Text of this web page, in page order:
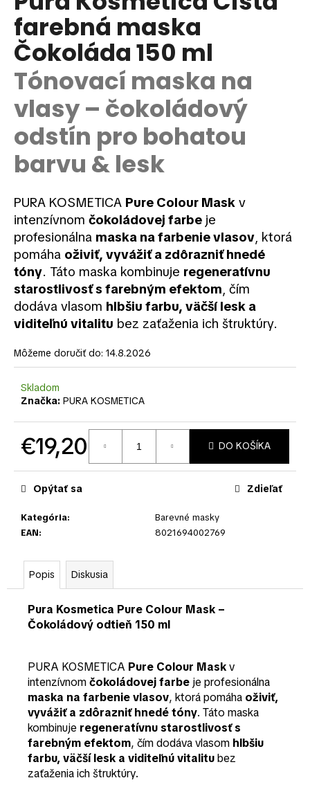
je
0,0
z
5
hviezdičiek.
farebná maska
Čokoláda 150 ml
Tónovací maska na
vlasy – čokoládový
odstín pro bohatou
barvu & lesk
PURA KOSMETICA Pure Colour Mask v
intenzívnom čokoládovej farbe je
profesionálna maska na farbenie vlasov, ktorá
pomáha oživiť, vyvážiť a zdôrazniť hnedé
tóny. Táto maska kombinuje regeneratívnu
starostlivosť s farebným efektom, čím
dodáva vlasom hlbšiu farbu, väčší lesk a
viditeľnú vitalitu bez zaťaženia ich štruktúry.
Môžeme doručiť do: 14.8.2026
Skladom
Značka: PURA KOSMETICA
€19,20 DO KOŠÍKA
Kategória:
Barevné masky
EAN: 8021694002769
Opýtať sa Zdieľať
Popis Diskusia
Pura Kosmetica Pure Colour Mask –
Čokoládový odtieň 150 ml
PURA KOSMETICA Pure Colour Maskv
intenzívnomčokoládovej farbe je profesionálna
maska na farbenie vlasov, ktorá pomáha oživiť,
vyvážiť a zdôrazniť hnedé tóny. Táto maska
kombinuje regeneratívnu starostlivosť s
farebným efektom, čím dodáva vlasom hlbšiu
farbu, väčší lesk a viditeľnú vitalitubez
zaťaženia ich štruktúry.
á
j
s
ť
?
HĽADAŤ
O
d
p
o
r
ú
č
a
e